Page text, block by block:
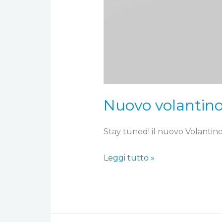
Nuovo
Stay tuned! il nuovo
Leggi tutto »